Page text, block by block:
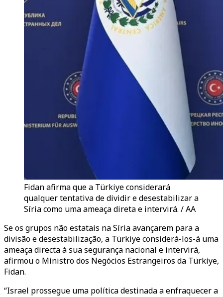
Fidan afirma que a Türkiye considerará
qualquer tentativa de dividir e desestabilizar a
Síria como uma ameaça direta e intervirá. / AA
Se os grupos não estatais na Síria avançarem para a
divisão e desestabilização, a Türkiye considerá-los-á uma
ameaça directa à sua segurança nacional e intervirá,
afirmou o Ministro dos Negócios Estrangeiros da Türkiye,
Fidan.
“Israel prossegue uma política destinada a enfraquecer a